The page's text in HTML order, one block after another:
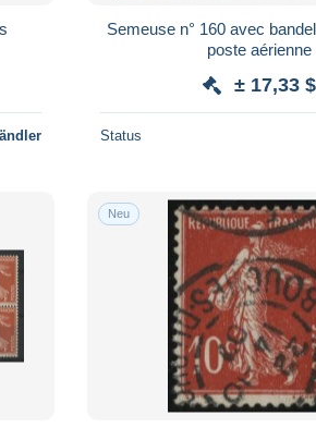
Semeuse n° 160 avec
poste aérienne
± 17,33 $
Status
Neu